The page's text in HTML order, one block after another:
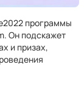
программы
Он подскажет
и призах,